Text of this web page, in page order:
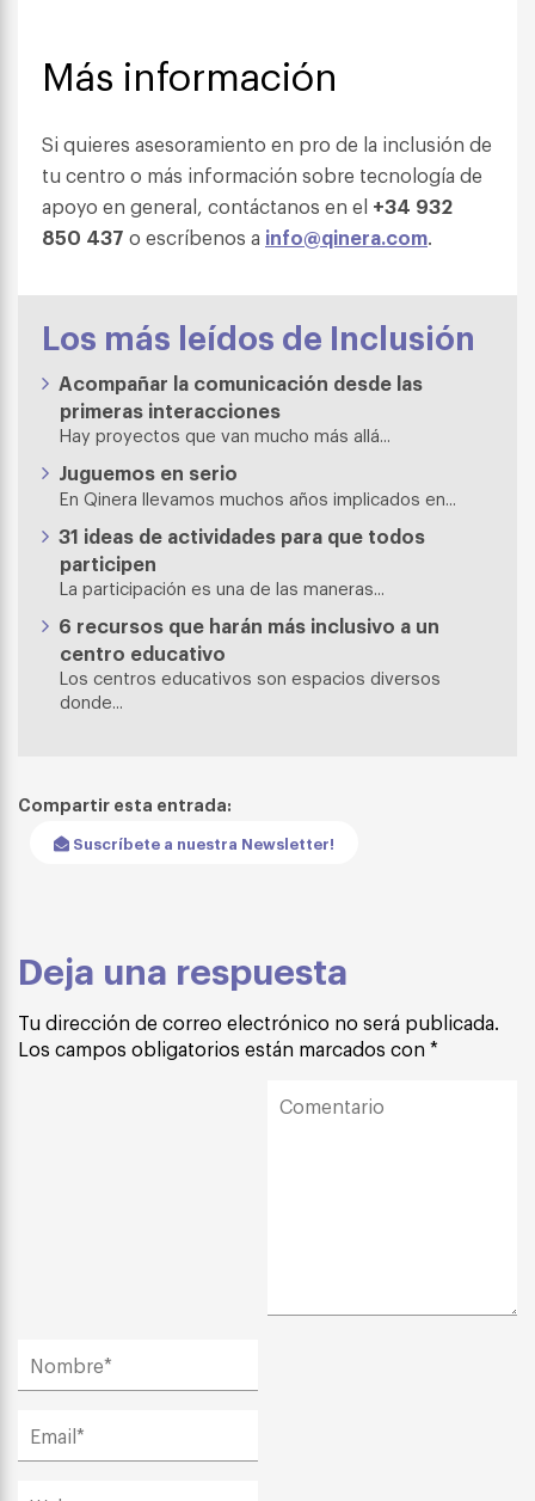
Más información
Si quieres asesoramiento en pro de la inclusión de
tu centro o más información sobre tecnología de
apoyo en general, contáctanos en el +34 932
850 437 o escríbenos a info@qinera.com.
Los más leídos de Inclusión
Acompañar la comunicación desde las
primeras interacciones
Hay proyectos que van mucho más allá...
Juguemos en serio
En Qinera llevamos muchos años implicados en...
31 ideas de actividades para que todos
participen
La participación es una de las maneras...
6 recursos que harán más inclusivo a un
centro educativo
Los centros educativos son espacios diversos
donde...
Compartir esta entrada:
Suscríbete a nuestra Newsletter!
Deja una respuesta
Tu dirección de correo electrónico no será publicada.
Los campos obligatorios están marcados con *